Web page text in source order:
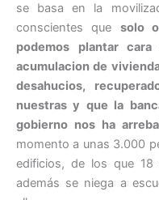
se basa en la
conscientes que solo
podemos plantar
acumulacion de
desahucios,
nuestras y que la
gobierno nos ha
momento a unas 3.000
edificios, de los que 18
además se niega a